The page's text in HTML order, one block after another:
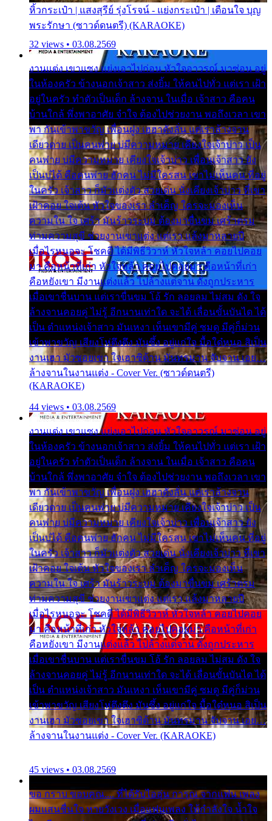
หิ้วกระเป๋า | แสงสุรีย์ รุ่งโรจน์ - แย่งกระเป๋า | เตือนใจ บุญ
พระรักษา (ซาวด์ดนตรี) (KARAOKE)
32 views • 03.08.2569
งานแต่ง เขาแซง แย่งเอาไปก่อน หัวใจอาวรณ์ มาซ่อน อยู่
ในห้องครัว ข้างนอกเจ้าสาว ส่งยิ้ม ให้คนไปทั่ว แต่เรา เฝ้า
อยู่ในครัว ทำตัวเป็นเด็ก ล้างจาน ในเมื่อ เจ้าสาว คือคน
บ้านใกล้ พึ่งพาอาศัย จำใจ ต้องไปช่วยงาน พอถึงเวลา เขา
พา กันเข้าพาขวัญ เพื่อนฝูง เฮฮาดังลั่น แต่เราล้างจาน
เดียวดาย เป็นคนพ่าย บ่มีความหมาย เคียงใจเจ้าบ่าว เป็น
คนพ่าย บ่มีความหมาย เคียงใจเจ้าบ่าว เพื่อนเจ้าสาว ยัง
เป็นบ่ได้ คือคนพ่าย ฮักคน ไม่มีใครสน เขาไม่เห็นคน ที่อยู่
ในครัว เจ้าสาว ก็มัวแต่งตัว สวยเด่น นั่งเคียงเจ้าบ่าว ที่เขา
เฝ้าคอย ใจเต้น หัวใจของเรา ลำเค็ญ ใครจะมองเห็น
ความใน ใจ เศร้า มันร้าวระบม ต้องมาขื่นขม เศร้าตรม
ท่ามความสุขี ช่วยงานเขาแต่ง แต่เรา แล้งมาหลายปี
เมื่อไรหนอจะ โชคดี ได้มีพิธีวิวาห์ หัวใจหล้า คอยไปคอย
มา คือหน้าที่เก่า หัวใจหล้า คอยไปคอยมา คือหน้าที่เก่า
คือหยังเขา มีงานแต่งแล้ว ไปล้างแต่จาน ดั่งถูกประหาร
เมื่อเขาชื่นบาน แต่เราขื่นขม โอ้ รัก ลอยลม ไม่สม ดัง ใจ
ล้างจานคอยคู่ ไม่รู้ อีกนานเท่าใด จะได้ เลื่อนขั้นบันได ได้
เป็น ตำแหน่งเจ้าสาว มันเหงา เห็นเขามีคู่ ซมดู มีคู่ก็ม่วน
เข้าพาขวัญ เสียงโห่ตึงตึง มันซึ้ง อยู่แก่ใจ มื้อใด๋หนอ สิเป็น
งานเฮา มัวซอยเขา ใจเฮาซิด้าน มันทรมาน จับจาน เอย…
ล้างจานในงานแต่ง - Cover Ver. (ซาวด์ดนตรี)
(KARAOKE)
44 views • 03.08.2569
งานแต่ง เขาแซง แย่งเอาไปก่อน หัวใจอาวรณ์ มาซ่อน อยู่
ในห้องครัว ข้างนอกเจ้าสาว ส่งยิ้ม ให้คนไปทั่ว แต่เรา เฝ้า
อยู่ในครัว ทำตัวเป็นเด็ก ล้างจาน ในเมื่อ เจ้าสาว คือคน
บ้านใกล้ พึ่งพาอาศัย จำใจ ต้องไปช่วยงาน พอถึงเวลา เขา
พา กันเข้าพาขวัญ เพื่อนฝูง เฮฮาดังลั่น แต่เราล้างจาน
เดียวดาย เป็นคนพ่าย บ่มีความหมาย เคียงใจเจ้าบ่าว เป็น
คนพ่าย บ่มีความหมาย เคียงใจเจ้าบ่าว เพื่อนเจ้าสาว ยัง
เป็นบ่ได้ คือคนพ่าย ฮักคน ไม่มีใครสน เขาไม่เห็นคน ที่อยู่
ในครัว เจ้าสาว ก็มัวแต่งตัว สวยเด่น นั่งเคียงเจ้าบ่าว ที่เขา
เฝ้าคอย ใจเต้น หัวใจของเรา ลำเค็ญ ใครจะมองเห็น
ความใน ใจ เศร้า มันร้าวระบม ต้องมาขื่นขม เศร้าตรม
ท่ามความสุขี ช่วยงานเขาแต่ง แต่เรา แล้งมาหลายปี
เมื่อไรหนอจะ โชคดี ได้มีพิธีวิวาห์ หัวใจหล้า คอยไปคอย
มา คือหน้าที่เก่า หัวใจหล้า คอยไปคอยมา คือหน้าที่เก่า
คือหยังเขา มีงานแต่งแล้ว ไปล้างแต่จาน ดั่งถูกประหาร
เมื่อเขาชื่นบาน แต่เราขื่นขม โอ้ รัก ลอยลม ไม่สม ดัง ใจ
ล้างจานคอยคู่ ไม่รู้ อีกนานเท่าใด จะได้ เลื่อนขั้นบันได ได้
เป็น ตำแหน่งเจ้าสาว มันเหงา เห็นเขามีคู่ ซมดู มีคู่ก็ม่วน
เข้าพาขวัญ เสียงโห่ตึงตึง มันซึ้ง อยู่แก่ใจ มื้อใด๋หนอ สิเป็น
งานเฮา มัวซอยเขา ใจเฮาซิด้าน มันทรมาน จับจาน เอย…
ล้างจานในงานแต่ง - Cover Ver. (KARAOKE)
45 views • 03.08.2569
ขอ กราบ ขอบคุณ.... ที่ได้รับไออุ่น การุณ จากแฟน เพลง
ผมแสนชื่นใจ หายวังเวง เมื่อแฟนเพลง ให้กำลังใจ น้ำใจ